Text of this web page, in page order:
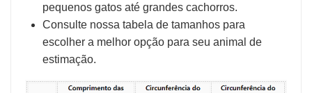
pequenos gatos até grandes cachorros.
Consulte nossa tabela de tamanhos para
escolher a melhor opção para seu animal de
estimação.